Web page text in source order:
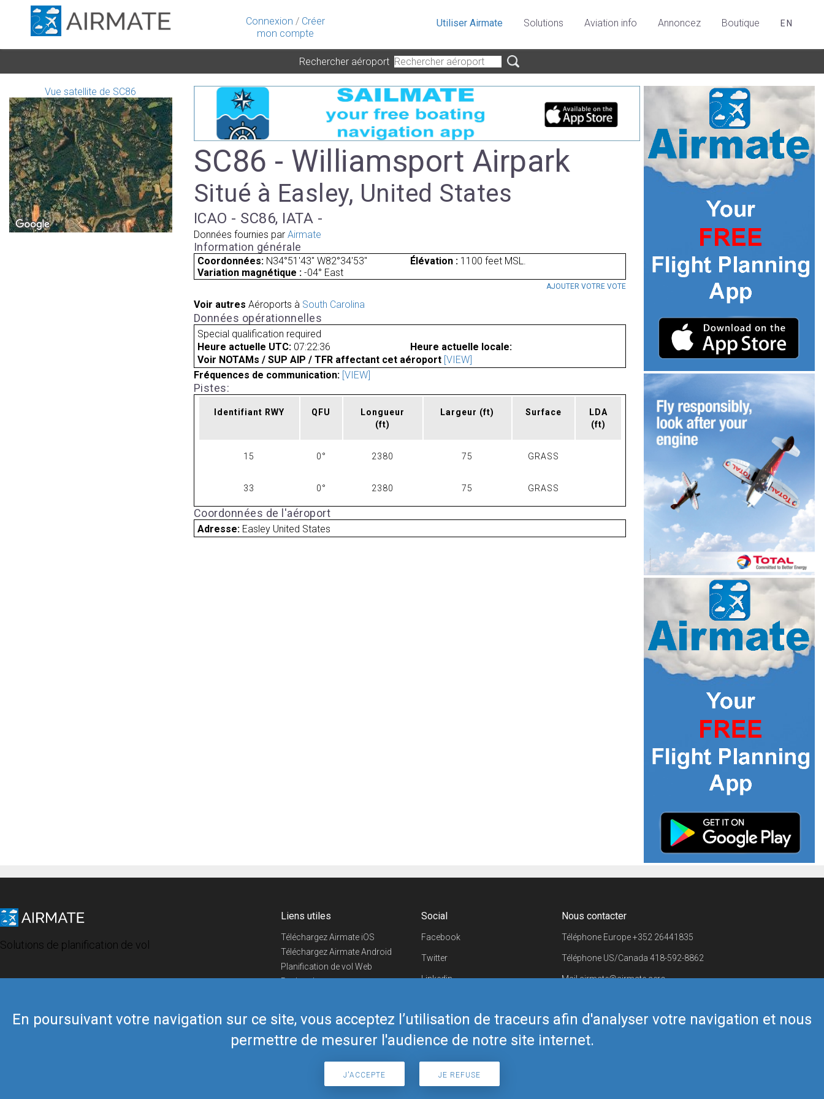
Connexion / Créer
mon compte
En poursuivant votre navigation sur ce site, vous acceptez l’utilisation de traceurs afin d'analyser votre navigation et nous
permettre de mesurer l'audience de notre site internet.
J'ACCEPTE JE REFUSE
Utiliser Airmate Solutions Aviation info Annoncez Boutique EN
Rechercher aéroport
Vue satellite de SC86
SC86 - Williamsport Airpark
Situé à Easley, United States
ICAO - SC86, IATA -
Données fournies par Airmate
Information générale
Coordonnées: N34°51'43" W82°34'53" Élévation :1100 feet MSL.
Variation magnétique : -04° East
AJOUTER VOTRE VOTE
Voir autres Aéroports à South Carolina
Données opérationnelles
Special qualification required
Heure actuelle UTC: 07:22:36
Heure actuelle locale:
Voir NOTAMs / SUP AIP / TFR affectant cet aéroport [VIEW]
Fréquences de communication: [VIEW]
Pistes:
Identifiant RWY QFU
Longueur
(ft)
Largeur (ft) Surface
LDA
(ft)
15 0° 2380 75 GRASS
33 0° 2380 75 GRASS
Coordonnées de l'aéroport
Adresse: Easley United States
Solutions de planification de vol
Liens utiles
Téléchargez Airmate iOS
Téléchargez Airmate Android
Planification de vol Web
Recherche
Boutique Airmate
Social
Facebook
Twitter
Linkedin
Telegram
Nous contacter
Téléphone Europe+352 26441835
Téléphone US/Canada 418-592-8862
Mailairmate@airmate.aero